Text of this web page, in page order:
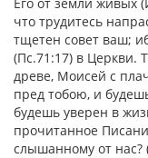
что трудитесь
тщетен совет ваш;
(Пс.71:17) в Церкви.
древе, Моисей с
пред тобою, и
будешь уверен в
прочитанное
слышанному от нас?